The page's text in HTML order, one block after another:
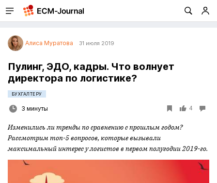
Алиса Муратова 31 июля 2019
Пулинг, ЭДО, кадры. Что волнует
директора по логистике?
БУХГАЛТЕРУ
3 минуты 4
Изменились ли тренды по сравнению с прошлым годом?
Рассмотрим топ-5 вопросов, которые вызывали
максимальный интерес у логистов в первом полугодии 2019-го.